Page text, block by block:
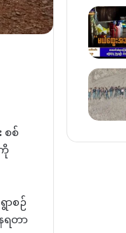
စ်
စဉ်
ရတာ